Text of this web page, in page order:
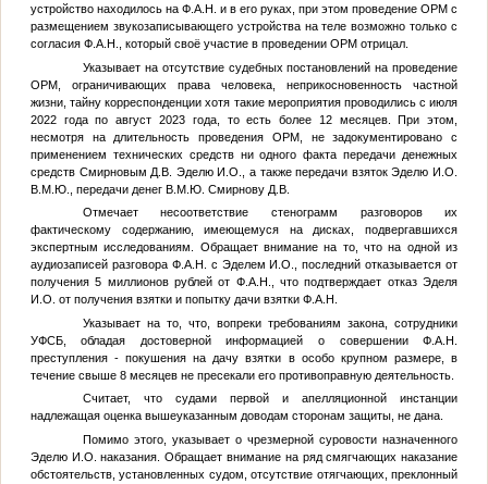
устройство находилось на Ф.А.Н. и в его руках, при этом проведение ОРМ с
размещением звукозаписывающего устройства на теле возможно только с
согласия Ф.А.Н.
, который своё участие в проведении ОРМ отрицал.
Указывает на отсутствие судебных постановлений на проведение
ОРМ, ограничивающих права человека, неприкосновенность частной
жизни, тайну корреспонденции хотя такие мероприятия проводились с июля
2022 года по август 2023 года, то есть более 12 месяцев. При этом,
несмотря на длительность проведения ОРМ, не задокументировано с
применением технических средств ни одного факта передачи денежных
средств Смирновым Д.В. Эделю И.О., а также передачи взяток Эделю И.О.
В.М.Ю.
, передачи денег В.М.Ю. Смирнову Д.В.
Отмечает несоответствие стенограмм разговоров их
фактическому содержанию, имеющемуся на дисках, подвергавшихся
экспертным исследованиям. Обращает внимание на то, что на одной из
аудиозаписей разговора Ф.А.Н.
с Эделем И.О., последний отказывается от
получения 5 миллионов рублей от Ф.А.Н.
, что подтверждает отказ Эделя
И.О. от получения взятки и попытку дачи взятки Ф.А.Н.
Указывает на то, что, вопреки требованиям закона, сотрудники
УФСБ, обладая достоверной информацией о совершенииФ.А.Н.
преступления - покушения на дачу взятки в особо крупном размере, в
течение свыше 8 месяцев не пресекали его противоправную деятельность.
Считает, что судами первой и апелляционной инстанции
надлежащая оценка вышеуказанным доводам сторонам защиты, не дана.
Помимо этого, указывает о чрезмерной суровости назначенного
Эделю И.О. наказания. Обращает внимание на ряд смягчающих наказание
обстоятельств, установленных судом, отсутствие отягчающих, преклонный